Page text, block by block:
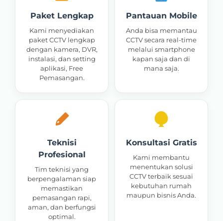
Paket Lengkap
Kami menyediakan
paket CCTV lengkap
dengan kamera, DVR,
instalasi, dan setting
aplikasi, Free
Pemasangan.
Pantauan Mobile
Anda bisa memantau
CCTV secara real-time
melalui smartphone
kapan saja dan di
mana saja.
Teknisi
Profesional
Tim teknisi yang
berpengalaman siap
memastikan
pemasangan rapi,
aman, dan berfungsi
optimal.
Konsultasi Gratis
Kami membantu
menentukan solusi
CCTV terbaik sesuai
kebutuhan rumah
maupun bisnis Anda.